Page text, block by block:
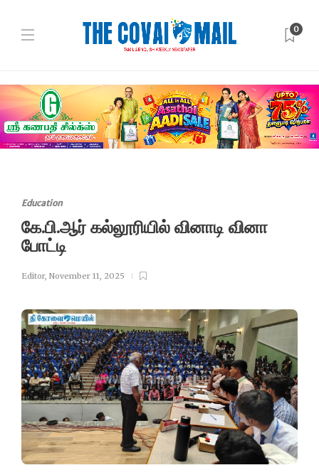
0
Education
கே.பி.ஆர் கல்லூரியில் வினாடி வினா
போட்டி
Editor, November 11, 2025